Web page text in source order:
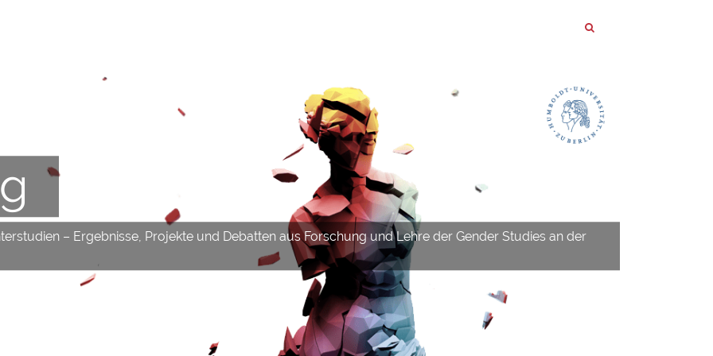
– Ergebnisse, Projekte und Debatten aus Forschung und Lehre der Gender Studies an der